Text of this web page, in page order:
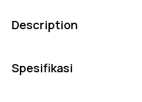
Description
Spesifikasi